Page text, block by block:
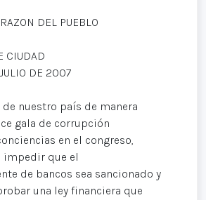
DEL PUEBLO
CIUDAD
DE 2007
nuestro país de manera
gala de corrupción
en el congreso,
impedir que el
de bancos sea sancionado y
una ley financiera que